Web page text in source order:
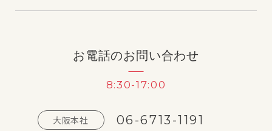
お電話のお問い合わせ
8:30-17:00
大阪本社 06-6713-1191